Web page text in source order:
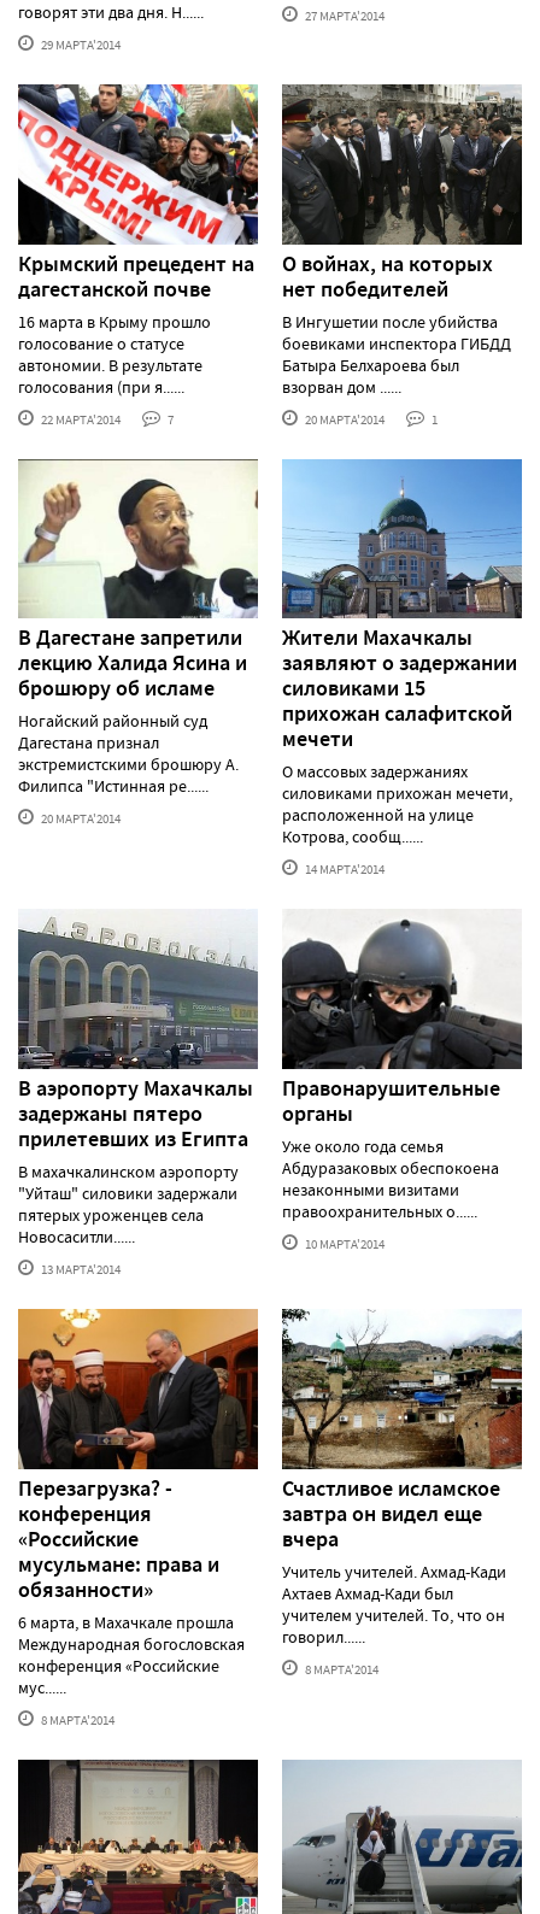
говорят эти два дня. Н......
29 МАРТА'2014
27 МАРТА'2014
Крымский прецедент на
дагестанской почве
16 марта в Крыму прошло
голосование о статусе
автономии. В результате
голосования (при я......
22 МАРТА'2014 7
О войнах, на которых
нет победителей
В Ингушетии после убийства
боевиками инспектора ГИБДД
Батыра Белхароева был
взорван дом ......
20 МАРТА'2014 1
В Дагестане запретили
лекцию Халида Ясина и
брошюру об исламе
Ногайский районный суд
Дагестана признал
экстремистскими брошюру А.
Филипса "Истинная ре......
20 МАРТА'2014
Жители Махачкалы
заявляют о задержании
силовиками 15
прихожан салафитской
мечети
О массовых задержаниях
силовиками прихожан мечети,
расположенной на улице
Котрова, сообщ......
14 МАРТА'2014
В аэропорту Махачкалы
задержаны пятеро
прилетевших из Египта
В махачкалинском аэропорту
"Уйташ" силовики задержали
пятерых уроженцев села
Новосаситли......
13 МАРТА'2014
Правонарушительные
органы
Уже около года семья
Абдуразаковых обеспокоена
незаконными визитами
правоохранительных о......
10 МАРТА'2014
Перезагрузка? -
конференция
«Российские
мусульмане: права и
обязанности»
6 марта, в Махачкале прошла
Международная богословская
конференция «Российские
мус......
8 МАРТА'2014
Счастливое исламское
завтра он видел еще
вчера
Учитель учителей. Ахмад-Кади
Ахтаев Ахмад-Кади был
учителем учителей. То, что он
говорил......
8 МАРТА'2014